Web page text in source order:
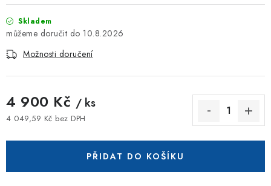
Skladem
10.8.2026
Možnosti doručení
4 900 Kč / ks
4 049,59 Kč bez DPH
PŘIDAT DO KOŠÍKU